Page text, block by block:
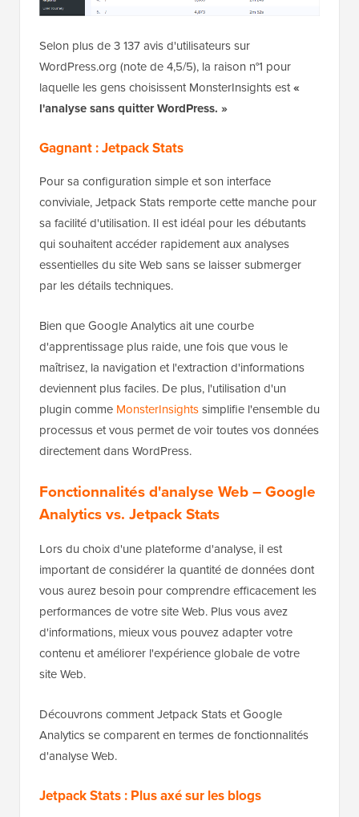
Selon plus de 3 137 avis d'utilisateurs sur
WordPress.org (note de 4,5/5), la raison n°1 pour
laquelle les gens choisissent MonsterInsights est«
l'analyse sans quitter WordPress. »
Gagnant : Jetpack Stats
Pour sa configuration simple et son interface
conviviale, Jetpack Stats remporte cette manche pour
sa facilité d'utilisation. Il est idéal pour les débutants
qui souhaitent accéder rapidement aux analyses
essentielles du site Web sans se laisser submerger
par les détails techniques.
Bien que Google Analytics ait une courbe
d'apprentissage plus raide, une fois que vous le
maîtrisez, la navigation et l'extraction d'informations
deviennent plus faciles. De plus, l'utilisation d'un
plugin comme MonsterInsightssimplifie l'ensemble du
processus et vous permet de voir toutes vos données
directement dans WordPress.
Fonctionnalités d'analyse Web – Google
Analytics vs. Jetpack Stats
Lors du choix d'une plateforme d'analyse, il est
important de considérer la quantité de données dont
vous aurez besoin pour comprendre efficacement les
performances de votre site Web. Plus vous avez
d'informations, mieux vous pouvez adapter votre
contenu et améliorer l'expérience globale de votre
site Web.
Découvrons comment Jetpack Stats et Google
Analytics se comparent en termes de fonctionnalités
d'analyse Web.
Jetpack Stats : Plus axé sur les blogs